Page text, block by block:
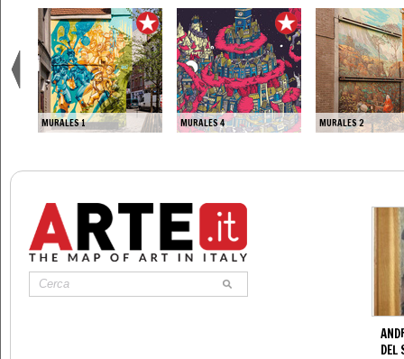
MURALES 1
MURALES 4 MURALES 2
DEL